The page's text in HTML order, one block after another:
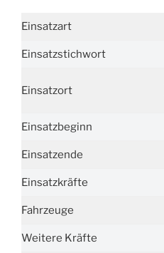
Einsatzart
Einsatzstichwort
Einsatzort
Einsatzbeginn
Einsatzende
Einsatzkräfte
Fahrzeuge
Weitere Kräfte